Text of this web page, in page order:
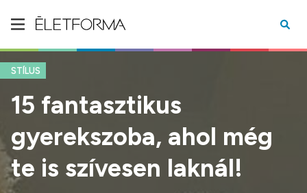
STÍLUS
15 fantasztikus
gyerekszoba, ahol még
te is szívesen laknál!